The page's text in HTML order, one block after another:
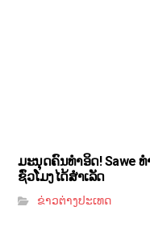
ມະນຸດຄົນທຳອິດ! Sawe
ຊົ່ວໂມງໄດ້ສຳເລັດ
ຂ່າວຕ່າງປະເທດ